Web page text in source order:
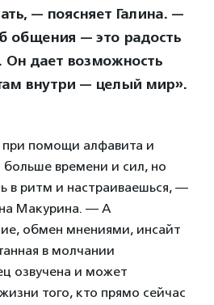
— поясняет Галина. —
общения — это радость
Он дает возможность
внутри — целый мир».
помощи алфавита и
времени и сил, но
в ритм и настраиваешься, —
Макурина. — А
обмен мнениями, инсайт
в молчании
озвучена и может
того, кто прямо сейчас